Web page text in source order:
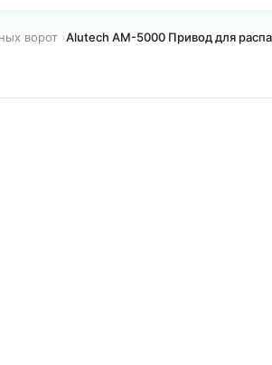
ворот ›Alutech AM-5000 Привод для